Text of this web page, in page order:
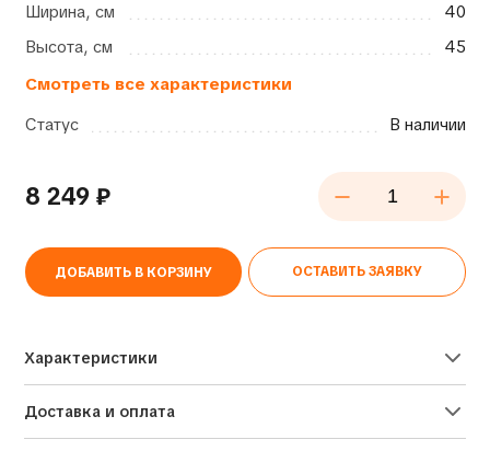
Ширина, см
40
Высота, см
45
Смотреть все характеристики
Статус
В наличии
8 249 ₽
ДОБАВИТЬ В КОРЗИНУ ОСТАВИТЬ ЗАЯВКУ
Характеристики
Доставка и оплата